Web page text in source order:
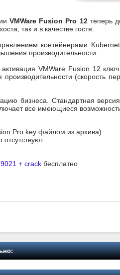
VMWare Fusion Pro 12теперь
так и в качестве гостя.
контейнерами
производительности.
VMWare Fusion 12
(скорость
бизнеса. Стандартная
все имеющиеся
Pro key файлом из архива)
+ crack бесплатно